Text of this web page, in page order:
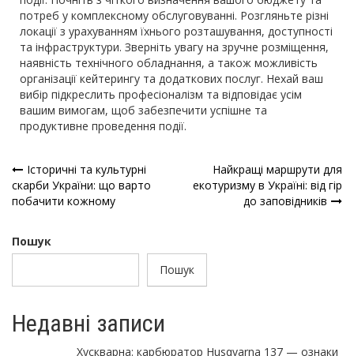
потреб у комплексному обслуговуванні. Розгляньте різні
локації з урахуванням їхнього розташування, доступності
та інфраструктури. Зверніть увагу на зручне розміщення,
наявність технічного обладнання, а також можливість
організації кейтерингу та додаткових послуг. Нехай ваш
вибір підкреслить професіоналізм та відповідає усім
вашим вимогам, щоб забезпечити успішне та
продуктивне проведення події.
Навігація
записів
Історичні та культурні
скарби України: що варто
побачити кожному
Найкращі маршрути для
екотуризму в Україні: від гір
до заповідників
Пошук
Пошук
Недавні записи
Хускварна: карбюратор Husqvarna 137 — ознаки